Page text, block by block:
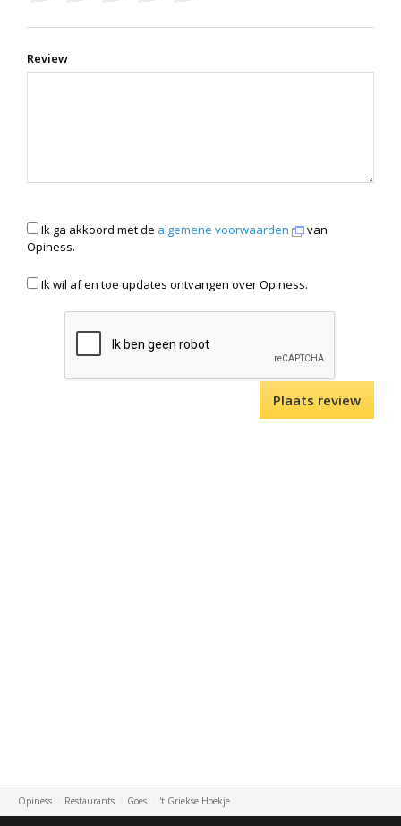
Review
Ik ga akkoord met de algemene voorwaarden
van
Opiness.
Ik wil af en toe updates ontvangen over Opiness.
Opiness Restaurants Goes 't Griekse Hoekje